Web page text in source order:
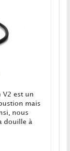
V2 est un
mais
nous
douille à
De plus, le